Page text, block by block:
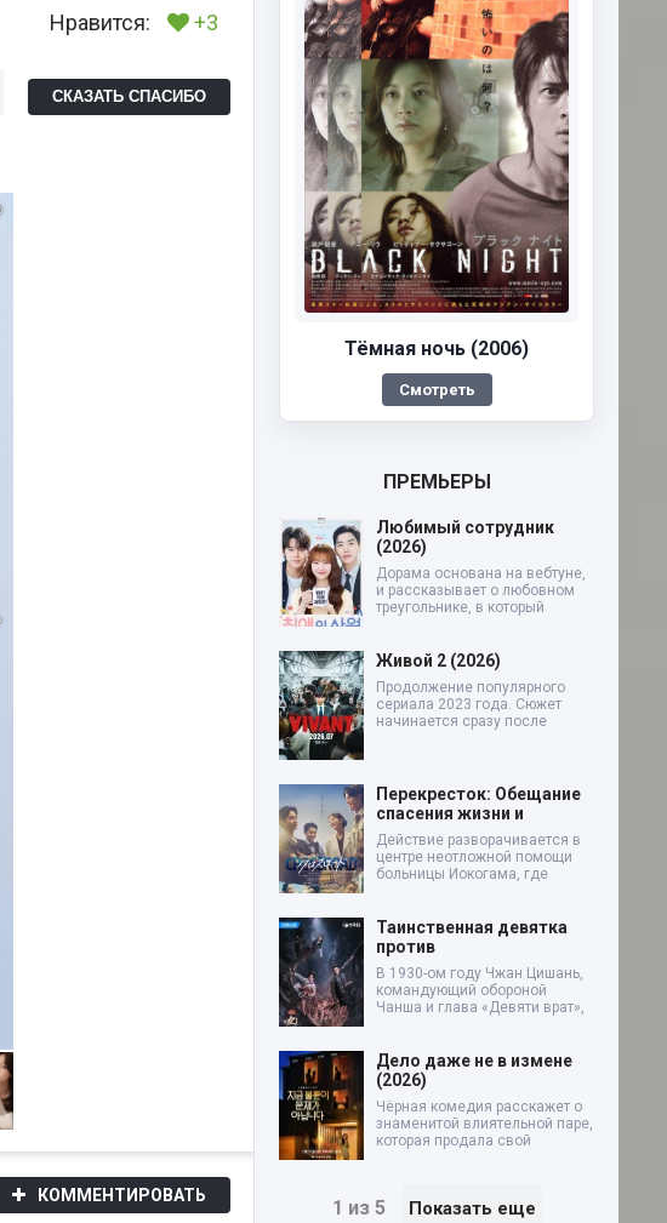
Нравится: +3
СКАЗАТЬ СПАСИБО
КОММЕНТИРОВАТЬ
Тёмная ночь (2006)
Смотреть
ПРЕМЬЕРЫ
Любимый сотрудник
(2026)
Дорама основана на вебтуне,
и рассказывает о любовном
треугольнике, в который
Живой 2 (2026)
Продолжение популярного
сериала 2023 года. Сюжет
начинается сразу после
Перекресток: Обещание
спасения жизни и
Действие разворачивается в
центре неотложной помощи
больницы Иокогама, где
Таинственная девятка
против
В 1930-ом году Чжан Цишань,
командующий обороной
Чанша и глава «Девяти врат»,
Дело даже не в измене
(2026)
Чёрная комедия расскажет о
знаменитой влиятельной паре,
которая продала свой
1 из 5 Показать еще